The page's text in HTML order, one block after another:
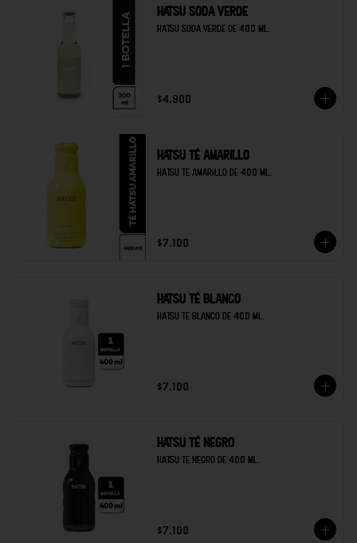
Hatsu soda verde
Hatsu soda verde de 400 ml.
$4.900
Hatsu té amarillo
Hatsu te amarillo de 400 ml.
$7.100
Hatsu té blanco
Hatsu te blanco de 400 ml.
$7.100
Hatsu té negro
Hatsu te negro de 400 ml.
$7.100